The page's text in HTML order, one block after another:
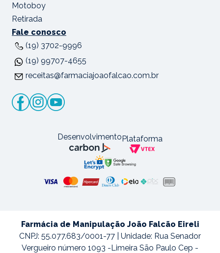
Motoboy
Retirada
Fale conosco
(19) 3702-9996
(19) 99707-4655
receitas@farmaciajoaofalcao.com.br
DesenvolvimentoPlataforma
Farmácia de Manipulação João Falcão Eireli
CNPJ: 55.077.683/0001-77 | Unidade: Rua Senador
Vergueiro número 1093 -Limeira São Paulo Cep -